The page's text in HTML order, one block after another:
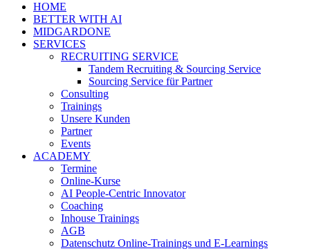
HOME
BETTER WITH AI
MIDGARDONE
SERVICES
RECRUITING SERVICE
Tandem Recruiting & Sourcing Service
Sourcing Service für Partner
Consulting
Trainings
Unsere Kunden
Partner
Events
ACADEMY
Termine
Online-Kurse
AI People-Centric Innovator
Coaching
Inhouse Trainings
AGB
Datenschutz Online-Trainings und E-Learnings